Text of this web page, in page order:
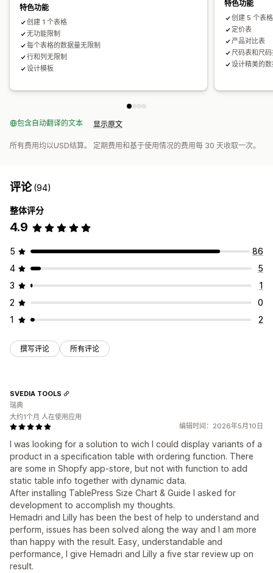
特色功能
创建 1 个表格
无功能限制
每个表格的数据量无限制
行和列无限制
设计模板
特色功能
创建 5 个表格
定价表
产品对比表
尺码表和尺
设计精美的
包含自动翻译的文本 显示原文
所有费用均以USD结算。 定期费用和基于使用情况的费用每 30 天收取一次。
评论(94)
整体评分
4.9
5
86
4
5
3
1
2
0
1
2
撰写评论 所有评论
编辑时间：2026年5月10日
I was looking for a solution to wich I could display variants of a
product in a specification table with ordering function. There
are some in Shopfy app-store, but not with function to add
static table info together with dynamic data.
After installing TablePress Size Chart & Guide I asked for
development to accomplish my thoughts.
Hemadri and Lilly has been the best of help to understand and
perform, issues has been solved along the way and I am more
than happy with the result. Easy, understandable and
performance, I give Hemadri and Lilly a five star review up on
result.
SVEDIA TOOLS
瑞典
大约1个月 人在使用应用